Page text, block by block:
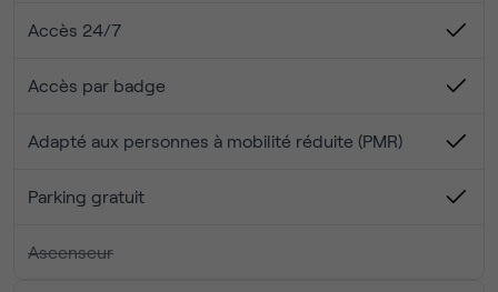
Accès 24/7
Accès par badge
Adapté aux personnes à mobilité réduite (PMR)
Parking gratuit
Ascenseur